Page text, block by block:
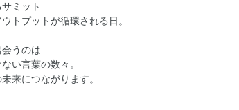
ミット
トプットが循環される日。
うのは
い言葉の数々。
来につながります。